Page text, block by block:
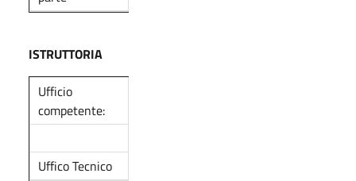
ISTRUTTORIA
Ufficio
competente:
Uffico Tecnico